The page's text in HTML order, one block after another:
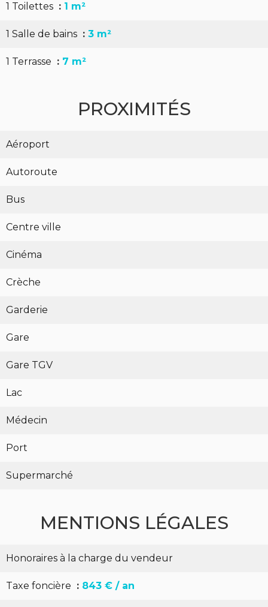
1 Toilettes 1 m²
1 Salle de bains 3 m²
1 Terrasse 7 m²
PROXIMITÉS
Aéroport
Autoroute
Bus
Centre ville
Cinéma
Crèche
Garderie
Gare
Gare TGV
Lac
Médecin
Port
Supermarché
MENTIONS LÉGALES
Honoraires à la charge du vendeur
Taxe foncière 843 € / an